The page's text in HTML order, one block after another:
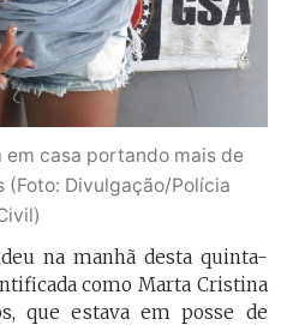
casa portando mais de
(Foto: Divulgação/Polícia
na manhã desta quinta-
como Marta Cristina
que estava em posse de